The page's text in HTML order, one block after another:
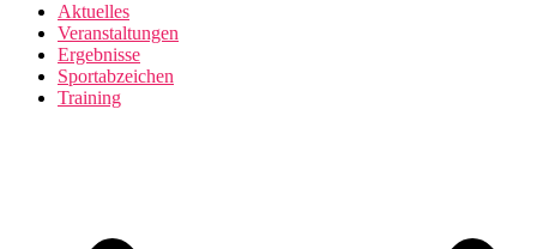
Aktuelles
Veranstaltungen
Ergebnisse
Sportabzeichen
Training